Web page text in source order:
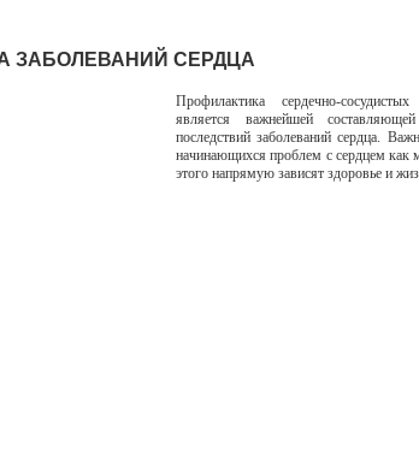
ЗАБОЛЕВАНИЙ СЕРДЦА
Профилактика сердечно-
является важнейшей
последствий заболеваний сердца.
начинающихся проблем с сердцем как
этого напрямую зависят здоровье и